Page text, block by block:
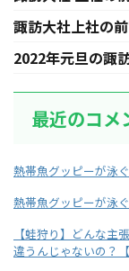
諏訪大社上社の
2022年元旦の諏
最近のコメ
熱帯魚グッピーが泳
熱帯魚グッピーが泳
【蛙狩り】どんな主
違うんじゃないの？